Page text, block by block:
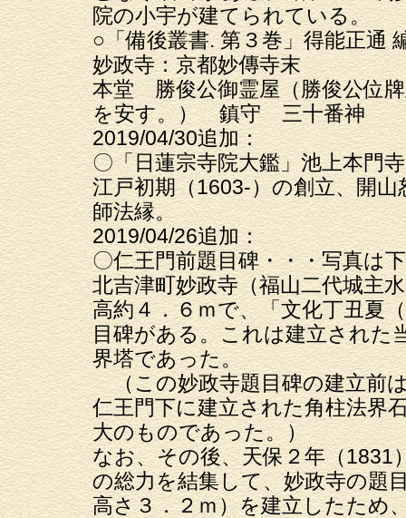
院の小宇が建てられている。
○「備後叢書. 第３巻」得能正通
妙政寺：京都妙傳寺末
本堂 勝俊公御霊屋（勝俊公位
を安す。） 鎮守 三十番神
2019/04/30追加：
〇「日蓮宗寺院大鑑」池上本門
江戸初期（1603-）の創立、開
師法縁。
2019/04/26追加：
〇仁王門前題目碑・・・写真は
北吉津町妙政寺（福山二代城主
高約４．６ｍで、「文化丁丑夏
目碑がある。これは建立された
界塔であった。
（この妙政寺題目碑の建立前
仁王門下に建立された角柱法界
大のものであった。）
なお、その後、天保２年（1831
の総力を結集して、妙政寺の題
高さ３．２ｍ）を建立したため